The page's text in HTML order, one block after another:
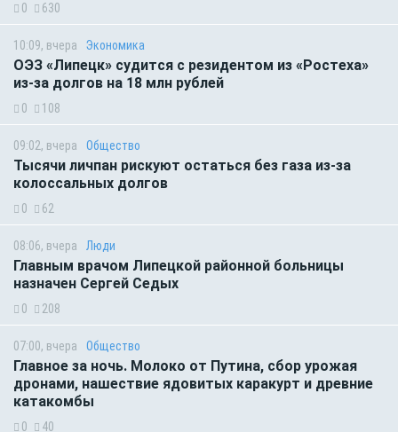
0 630
10:09, вчера Экономика
ОЭЗ «Липецк» судится с резидентом из «Ростеха»
из-за долгов на 18 млн рублей
0 108
09:02, вчера Общество
Тысячи личпан рискуют остаться без газа из-за
колоссальных долгов
0 62
08:06, вчера Люди
Главным врачом Липецкой районной больницы
назначен Сергей Седых
0 208
07:00, вчера Общество
Главное за ночь. Молоко от Путина, сбор урожая
дронами, нашествие ядовитых каракурт и древние
катакомбы
0 40